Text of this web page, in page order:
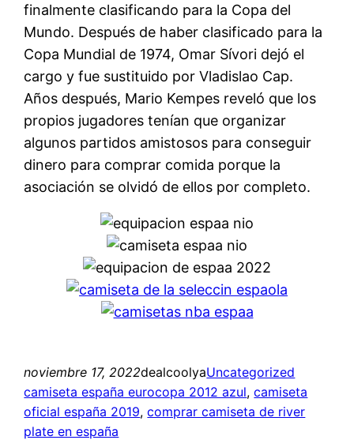
finalmente clasificando para la Copa del
Mundo. Después de haber clasificado para la
Copa Mundial de 1974, Omar Sívori dejó el
cargo y fue sustituido por Vladislao Cap.
Años después, Mario Kempes reveló que los
propios jugadores tenían que organizar
algunos partidos amistosos para conseguir
dinero para comprar comida porque la
asociación se olvidó de ellos por completo.
noviembre 17, 2022dealcoolyaUncategorized
camiseta españa eurocopa 2012 azul, camiseta
oficial españa 2019, comprar camiseta de river
plate en españa